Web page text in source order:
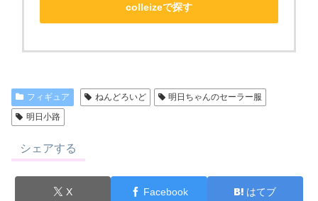
colleizeで探す
フィギュア ねんどろいど
明日ちゃんのセーラー服
明日小路
シェアする
X Facebook はてブ